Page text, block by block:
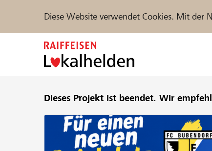
Diese Website verwendet Cookies. Mit der
Unterstützen Hilfe & Support
Projekte und Organisationen finden
Dieses Projekt ist beendet. Wir